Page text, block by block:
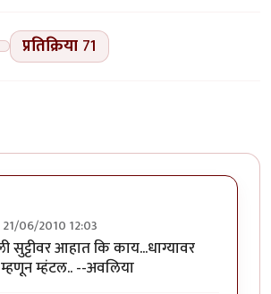
प्रतिक्रिया 71
21/06/2010 12:03
सुट्टीवर आहात कि काय...धाग्यावर
म्हंटल.. --अवलिया